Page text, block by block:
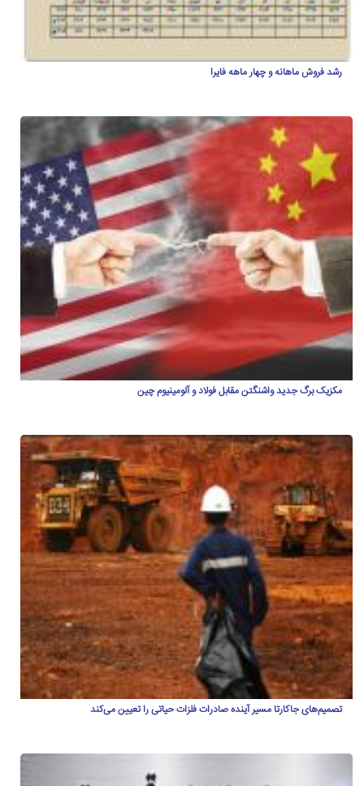
رشد فروش ماهانه و چهار ماهه فایرا
مکزیک برگ جدید واشنگتن مقابل فولاد و آلومینیوم چین
تصمیم‌های جاکارتا مسیر آینده صادرات فلزات حیاتی را تعیین می‌کند